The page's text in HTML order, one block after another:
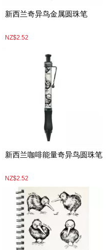
新西兰奇异鸟金属圆珠笔
NZ$2.52
新西兰咖啡能量奇异鸟圆珠笔
NZ$2.52